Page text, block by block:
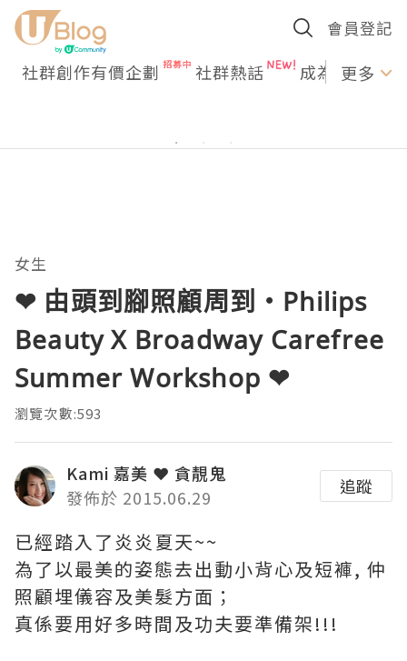
會員登記
社群創作有價企劃 社群熱話 成為U更多
女生
❤ 由頭到腳照顧周到‧Philips
Beauty X Broadway Carefree
Summer Workshop ❤
瀏覽次數:593
Kami 嘉美 ❤ 貪靚鬼
發佈於 2015.06.29
追蹤
已經踏入了炎炎夏天~~
為了以最美的姿態去出動小背心及短褲, 仲
照顧埋儀容及美髮方面；
真係要用好多時間及功夫要準備架!!!